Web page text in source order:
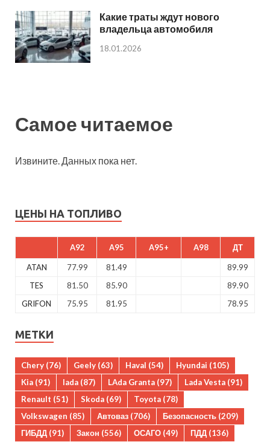
Какие траты ждут нового
владельца автомобиля
18.01.2026
Самое читаемое
Извините. Данных пока нет.
ЦЕНЫ НА ТОПЛИВО
A92 A95 A95+ A98 ДТ
ATAN 77.99 81.49
89.99
TES
81.50 85.90
89.90
GRIFON
75.95 81.95 78.95
МЕТКИ
Chery (76) Geely (63) Haval (54) Hyundai (105)
Kia (91) lada (87) LAda Granta (97) Lada Vesta (91)
Renault (51) Skoda (69) Toyota (78)
Volkswagen (85) Автоваз (706) Безопасность (209)
ГИБДД (91) Закон (556) ОСАГО (49) ПДД (136)